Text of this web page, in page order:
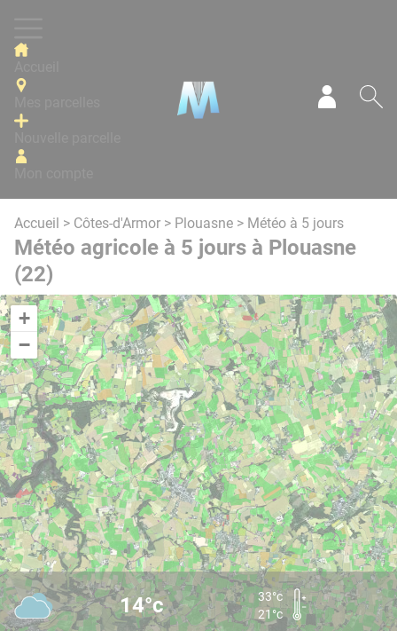
Accueil > Côtes-d'Armor > Plouasne > Météo à 5 jours
Météo agricole à 5 jours à Plouasne
(22)
+
−
14°c
33°c
21°c